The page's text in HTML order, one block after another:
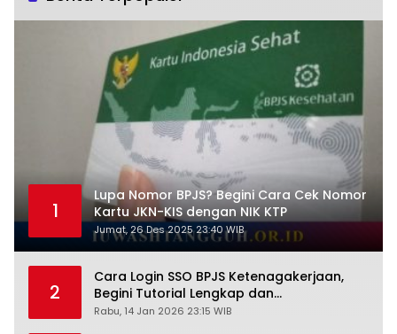
1
Lupa Nomor BPJS? Begini Cara Cek Nomor
Kartu JKN-KIS dengan NIK KTP
Jumat, 26 Des 2025 23:40 WIB
2
Cara Login SSO BPJS Ketenagakerjaan,
Begini Tutorial Lengkap dan
Pengertiannya
Rabu, 14 Jan 2026 23:15 WIB